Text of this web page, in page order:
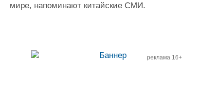
мире, напоминают китайские СМИ.
реклама 16+